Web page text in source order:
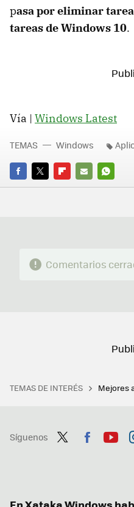
pasa por eliminar
tareas de Windows 10.
Vía | Windows Latest
FACEBOOK
TWITTERFLIPBOARD
E-
TEMAS Windows
Comentarios
TEMAS DE INTERÉS Mejores
Síguenos